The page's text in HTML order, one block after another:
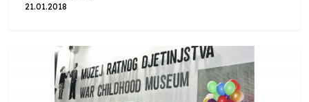
21.01.2018